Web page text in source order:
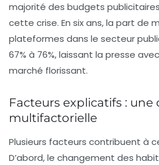
majorité des budgets
cette crise. En six ans, la part de
plateformes dans le secteur
67% à 76%, laissant la presse
marché florissant.
Facteurs explicatifs : une
multifactorielle
Plusieurs facteurs contribuent à
D’abord, le changement des